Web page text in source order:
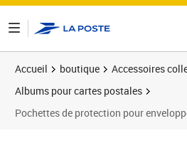
Accueil boutique
Accessoires
Albums pour cartes postales
Pochettes de protection pour